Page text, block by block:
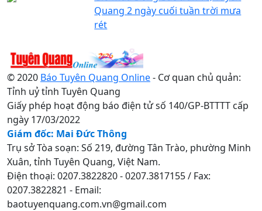
Quang 2 ngày cuối tuần trời mưa
rét
© 2020 Báo Tuyên Quang Online- Cơ quan chủ quản:
Tỉnh uỷ tỉnh Tuyên Quang
Giấy phép hoạt động báo điện tử số 140/GP-BTTTT cấp
ngày 17/03/2022
Giám đốc: Mai Đức Thông
Trụ sở Tòa soạn: Số 219, đường Tân Trào, phường Minh
Xuân, tỉnh Tuyên Quang, Việt Nam.
Điện thoại: 0207.3822820 - 0207.3817155 / Fax:
0207.3822821 - Email:
baotuyenquang.com.vn@gmail.com